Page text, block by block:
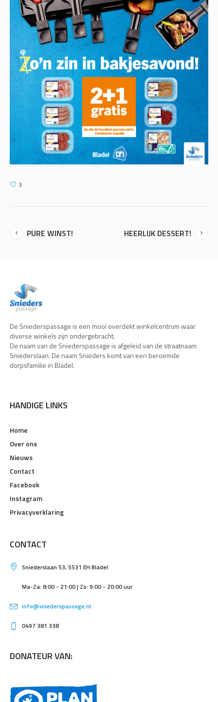
3
PURE WINST! HEERLIJK DESSERT!
De Sniederspassage is een mooi overdekt winkelcentrum waar
diverse winkels zijn ondergebracht.
De naam van de Sniederspassage is afgeleid van de straatnaam
Sniederslaan. De naam Snieders komt van een beroemde
dorpsfamilie in Bladel.
HANDIGE LINKS
Home
Over ons
Nieuws
Contact
Facebook
Instagram
Privacyverklaring
CONTACT
Sniederslaan 53, 5531 EH Bladel
Ma-Za: 8:00 - 21:00 | Zo: 9:00 - 20:00 uur
info@sniederspassage.nl
0497 381 338
DONATEUR VAN: